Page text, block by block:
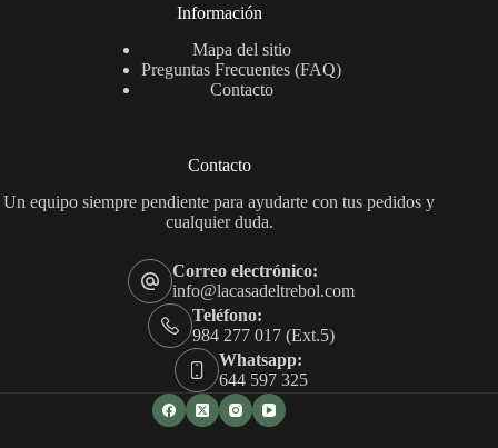
Información
Mapa del sitio
Preguntas Frecuentes (FAQ)
Contacto
Contacto
Un equipo siempre pendiente para ayudarte con tus pedidos y
cualquier duda.
Correo electrónico:
info@lacasadeltrebol.com
Teléfono:
984 277 017 (Ext.5)
Whatsapp:
644 597 325